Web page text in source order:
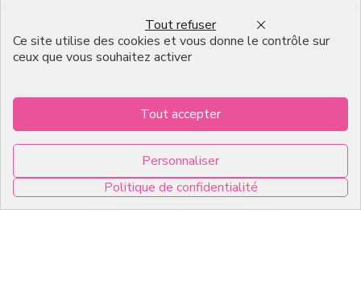
Emballage pour Chocolatier
Professionnel
English
Infos pratiques
7, RUE DU 19 MARS 1962
ZI DE DIJON
Ce site utilise des cookies et vous donne le contrôle sur
ceux que vous souhaitez activer
Tout accepter
Tout refuser
Personnaliser
Politique de confidentialité